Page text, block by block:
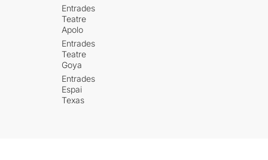
Entrades
Teatre
Apolo
Entrades
Teatre
Goya
Entrades
Espai
Texas